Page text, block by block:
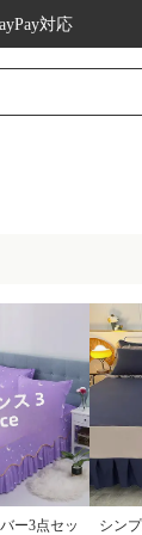
、アウ
対応
ー3点セッ
シン